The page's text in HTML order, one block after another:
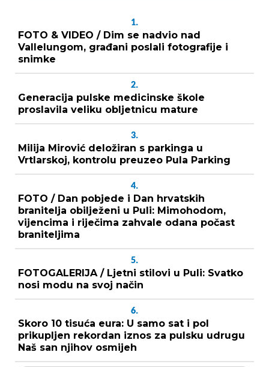
1.
FOTO & VIDEO / Dim se nadvio nad
Vallelungom, građani poslali fotografije i
snimke
2.
Generacija pulske medicinske škole
proslavila veliku obljetnicu mature
3.
Milija Mirović deložiran s parkinga u
Vrtlarskoj, kontrolu preuzeo Pula Parking
4.
FOTO / Dan pobjede i Dan hrvatskih
branitelja obilježeni u Puli: Mimohodom,
vijencima i riječima zahvale odana počast
braniteljima
5.
FOTOGALERIJA / Ljetni stilovi u Puli: Svatko
nosi modu na svoj način
6.
Skoro 10 tisuća eura: U samo sat i pol
prikupljen rekordan iznos za pulsku udrugu
Naš san njihov osmijeh